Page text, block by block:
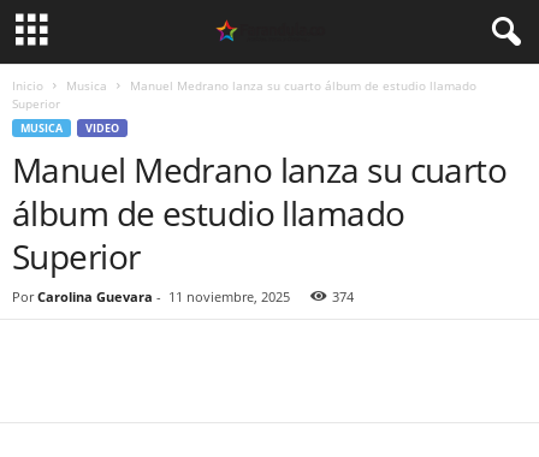
Inicio Musica
Manuel Medrano lanza su cuarto álbum de estudio llamado
Superior
MUSICA VIDEO
Manuel Medrano lanza su cuarto
álbum de estudio llamado
Superior
Por Carolina Guevara - 11 noviembre, 2025 374